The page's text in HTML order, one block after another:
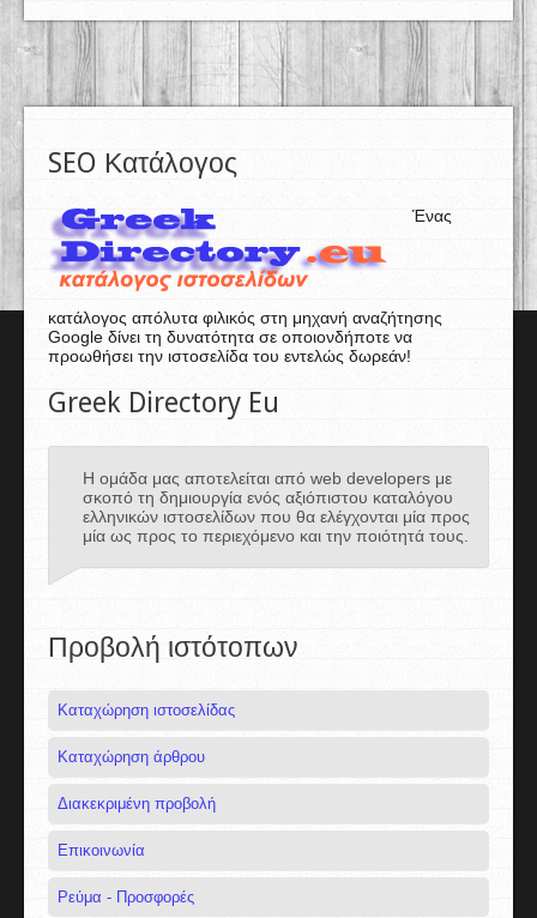
SEO Κατάλογος
Ένας
κατάλογος απόλυτα φιλικός στη μηχανή αναζήτησης
Google δίνει τη δυνατότητα σε οποιονδήποτε να
προωθήσει την ιστοσελίδα του εντελώς δωρεάν!
Greek Directory Eu
Η ομάδα μας αποτελείται από web developers με
σκοπό τη δημιουργία ενός αξιόπιστου καταλόγου
ελληνικών ιστοσελίδων που θα ελέγχονται μία προς
μία ως προς το περιεχόμενο και την ποιότητά τους.
Προβολή ιστότοπων
Καταχώρηση ιστοσελίδας
Καταχώρηση άρθρου
Διακεκριμένη προβολή
Επικοινωνία
Ρεύμα - Προσφορές